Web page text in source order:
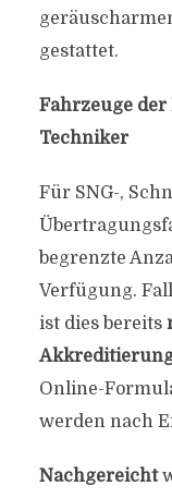
gestattet.
Fahrzeuge der
Techniker
Für SNG-,
begrenzte
Verfügung.
ist dies bereits
Online-
werden nach
Nachgereicht